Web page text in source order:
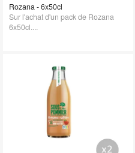
Rozana - 6x50cl
Sur l'achat d'un pack de Rozana
6x50cl....